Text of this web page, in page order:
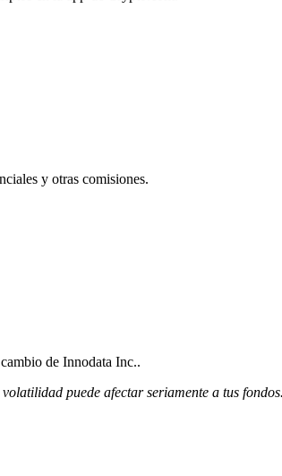
y otras comisiones.
de Innodata Inc..
puede afectar seriamente a tus fondos.